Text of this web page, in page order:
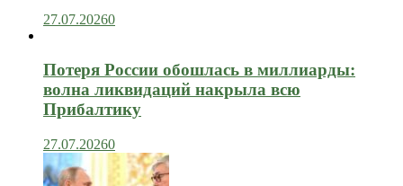
27.07.20260
Потеря России обошлась в миллиарды:
волна ликвидаций накрыла всю
Прибалтику
27.07.20260